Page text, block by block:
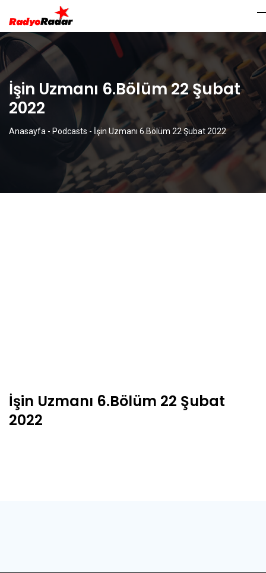
İşin Uzmanı 6.Bölüm 22 Şubat
2022
Anasayfa - Podcasts - İşin Uzmanı 6.Bölüm 22 Şubat 2022
İşin Uzmanı 6.Bölüm 22 Şubat
2022